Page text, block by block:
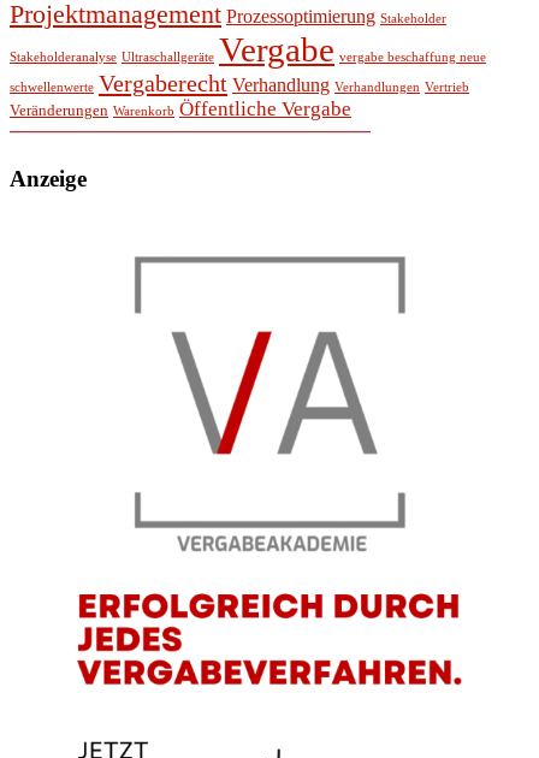
Projektmanagement Prozessoptimierung Stakeholder
Stakeholderanalyse Ultraschallgeräte Vergabe vergabe beschaffung neue
schwellenwerte Vergaberecht Verhandlung Verhandlungen Vertrieb
Veränderungen Warenkorb Öffentliche Vergabe
Anzeige